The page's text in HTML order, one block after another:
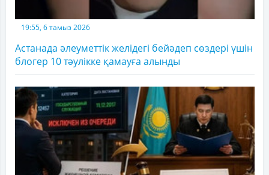
19:55, 6 тамыз 2026
Астанада әлеуметтік желідегі бейәдеп сөздері үшін
блогер 10 тәулікке қамауға алынды